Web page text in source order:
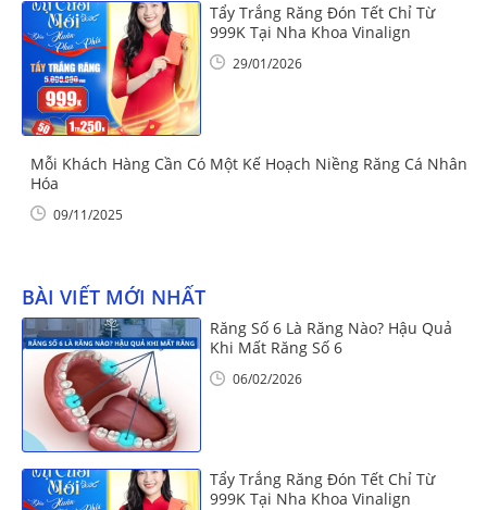
Tẩy Trắng Răng Đón Tết Chỉ Từ
999K Tại Nha Khoa Vinalign
29/01/2026
Mỗi Khách Hàng Cần Có Một Kế Hoạch Niềng Răng Cá Nhân
Hóa
09/11/2025
BÀI VIẾT MỚI NHẤT
Răng Số 6 Là Răng Nào? Hậu Quả
Khi Mất Răng Số 6
06/02/2026
Tẩy Trắng Răng Đón Tết Chỉ Từ
999K Tại Nha Khoa Vinalign